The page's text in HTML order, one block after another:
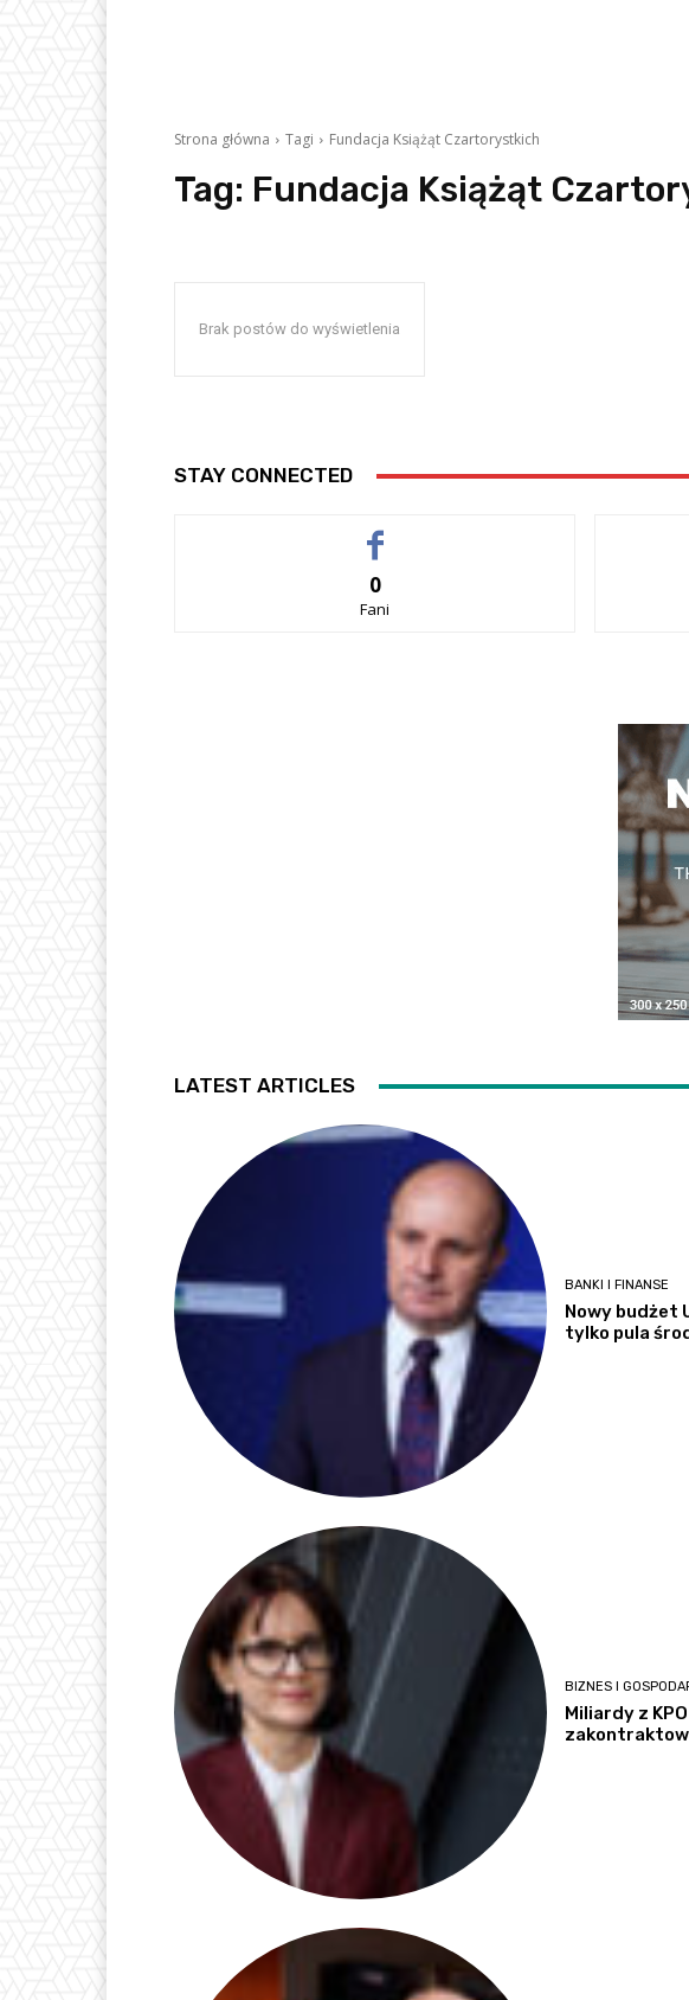
Strona główna Tagi Fundacja Książąt Czartorystkich
Tag: Fundacja Książąt
Brak postów do wyświetlenia
STAY CONNECTED
0
Fani
LATEST ARTICLES
BANKI I FINANSE
Nowy budżet
tylko pula
BIZNES I
Miliardy z